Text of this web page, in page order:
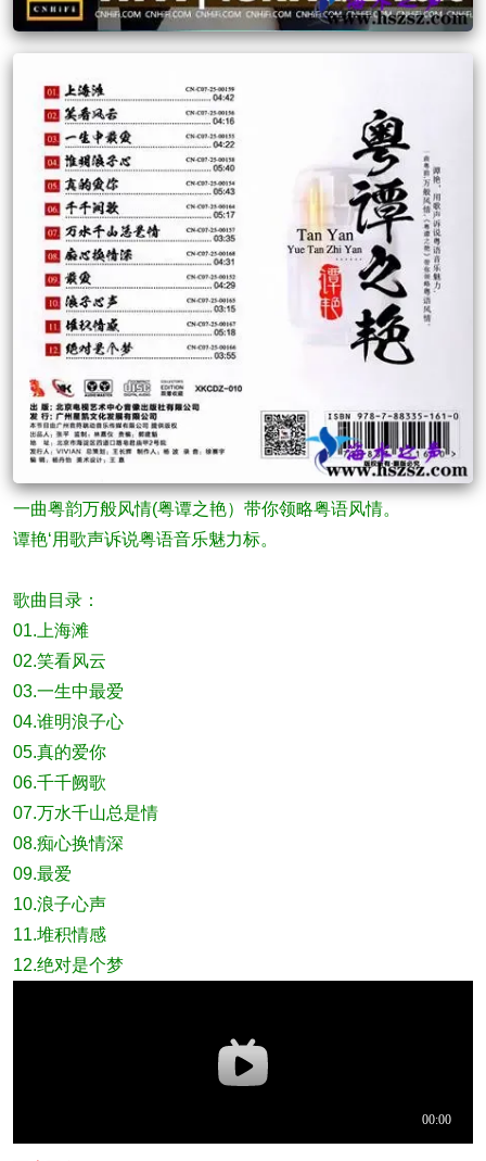
一曲粤韵万般风情(粤谭之艳）带你领略粤语风情。
谭艳‘用歌声诉说粤语音乐魅力标。
歌曲目录：
01.上海滩
02.笑看风云
03.一生中最爱
04.谁明浪子心
05.真的爱你
06.千千阙歌
07.万水千山总是情
08.痴心换情深
09.最爱
10.浪子心声
11.堆积情感
12.绝对是个梦